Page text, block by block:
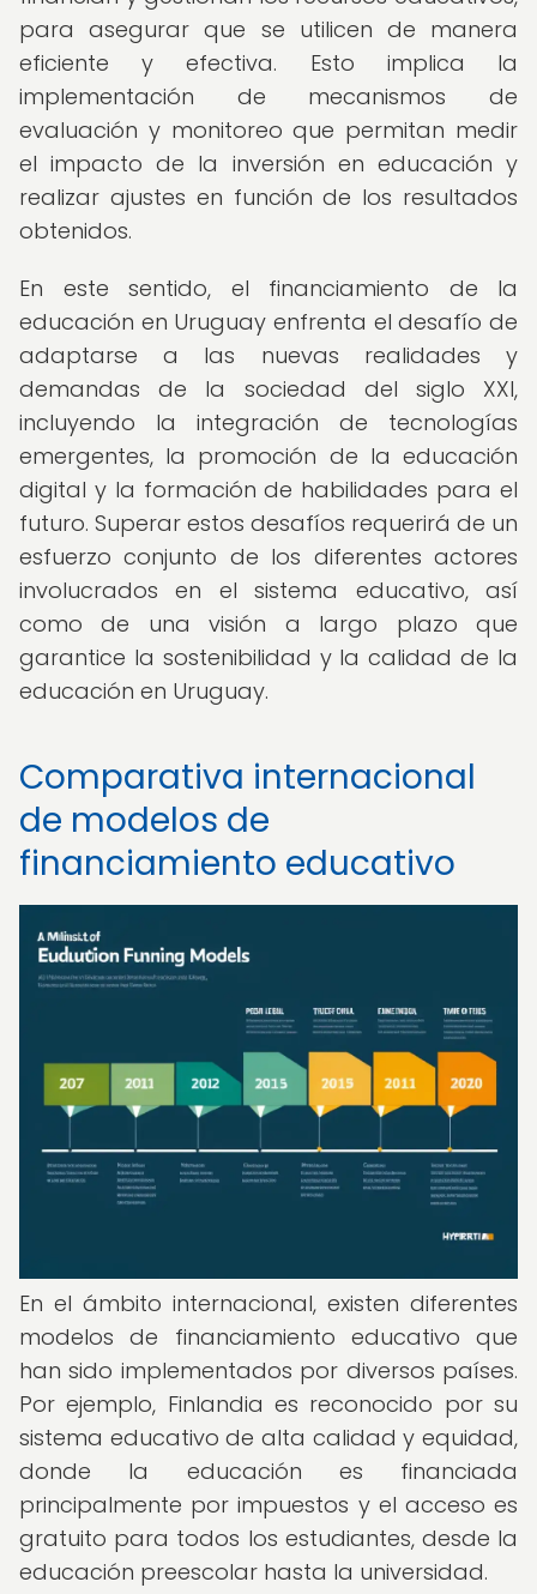
para asegurar que se utilicen de manera
eficiente y efectiva. Esto implica la
implementación de mecanismos de
evaluación y monitoreo que permitan medir
el impacto de la inversión en educación y
realizar ajustes en función de los resultados
obtenidos.
En este sentido, el financiamiento de la
educación en Uruguay enfrenta el desafío de
adaptarse a las nuevas realidades y
demandas de la sociedad del siglo XXI,
incluyendo la integración de tecnologías
emergentes, la promoción de la educación
digital y la formación de habilidades para el
futuro. Superar estos desafíos requerirá de un
esfuerzo conjunto de los diferentes actores
involucrados en el sistema educativo, así
como de una visión a largo plazo que
garantice la sostenibilidad y la calidad de la
educación en Uruguay.
Comparativa internacional
de modelos de
financiamiento educativo
En el ámbito internacional, existen diferentes
modelos de financiamiento educativo que
han sido implementados por diversos países.
Por ejemplo, Finlandia es reconocido por su
sistema educativo de alta calidad y equidad,
donde la educación es financiada
principalmente por impuestos y el acceso es
gratuito para todos los estudiantes, desde la
educación preescolar hasta la universidad.